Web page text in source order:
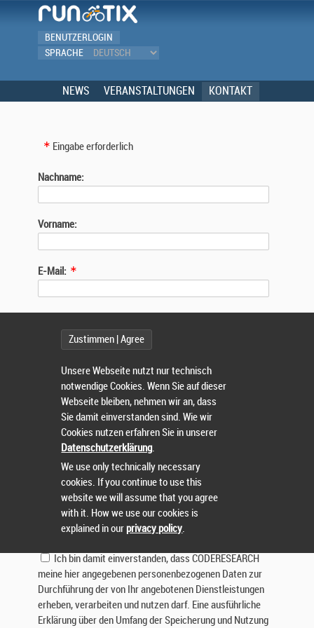
BENUTZERLOGIN
SPRACHE
NEWS VERANSTALTUNGEN KONTAKT
Eingabe erforderlich
Nachname:
Vorname:
E-Mail:
Nachricht:
Lösen Sie die Aufgabe:
Ich bin damit einverstanden, dass CODERESEARCH
meine hier angegebenen personenbezogenen Daten zur
Durchführung der von Ihr angebotenen Dienstleistungen
erheben, verarbeiten und nutzen darf. Eine ausführliche
Erklärung über den Umfang der Speicherung und Nutzung
Zustimmen | Agree
Unsere Webseite nutzt nur technisch
notwendige Cookies. Wenn Sie auf dieser
Webseite bleiben, nehmen wir an, dass
Sie damit einverstanden sind. Wie wir
Cookies nutzen erfahren Sie in unserer
Datenschutzerklärung.
We use only technically necessary
cookies. If you continue to use this
website we will assume that you agree
with it. How we use our cookies is
explained in ourprivacy policy.